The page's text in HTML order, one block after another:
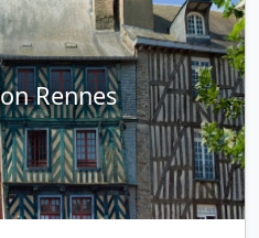
Rennes